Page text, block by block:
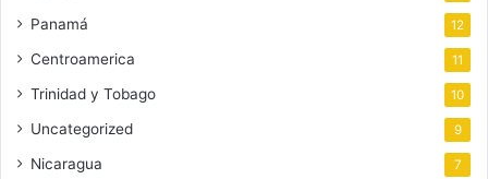
Panamá 12
Centroamerica 11
Trinidad y Tobago 10
Uncategorized 9
Nicaragua 7